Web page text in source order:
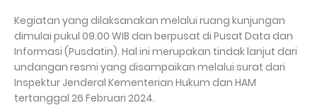
Kegiatan yang dilaksanakan melalui ruang kunjungan
dimulai pukul 09.00 WIB dan berpusat di Pusat Data dan
Informasi (Pusdatin). Hal ini merupakan tindak lanjut dari
undangan resmi yang disampaikan melalui surat dari
Inspektur Jenderal Kementerian Hukum dan HAM
tertanggal 26 Februari 2024.